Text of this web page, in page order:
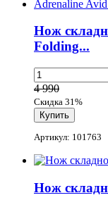
Нож
Folding...
4 990
Скидка 31%
Артикул: 101763
Нож